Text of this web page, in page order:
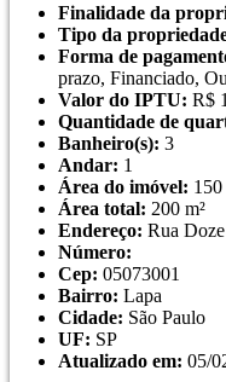
Finalidade da
Tipo da
Forma de
prazo, Financiado,
Valor do IPTU: R$
Quantidade de
Banheiro(s): 3
Andar: 1
Área do imóvel: 150
Área total: 200 m²
Endereço: Rua
Número:
Cep: 05073001
Bairro: Lapa
Cidade: São Paulo
UF: SP
Atualizado em: 05/